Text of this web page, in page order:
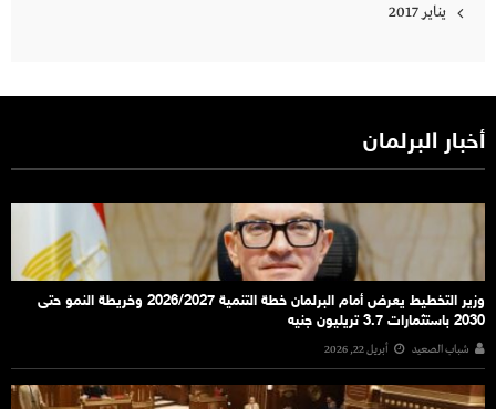
يناير 2017
أخبار البرلمان
وزير التخطيط يعرض أمام البرلمان خطة التنمية 2026/2027 وخريطة النمو حتى
2030 باستثمارات 3.7 تريليون جنيه
شباب الصعيد أبريل 22, 2026